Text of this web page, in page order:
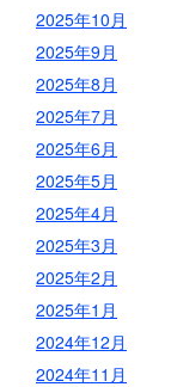
2025年10月
2025年9月
2025年8月
2025年7月
2025年6月
2025年5月
2025年4月
2025年3月
2025年2月
2025年1月
2024年12月
2024年11月